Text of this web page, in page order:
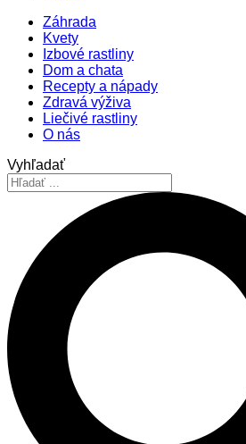
Záhrada
Kvety
Izbové rastliny
Dom a chata
Recepty a nápady
Zdravá výživa
Liečivé rastliny
O nás
Vyhľadať